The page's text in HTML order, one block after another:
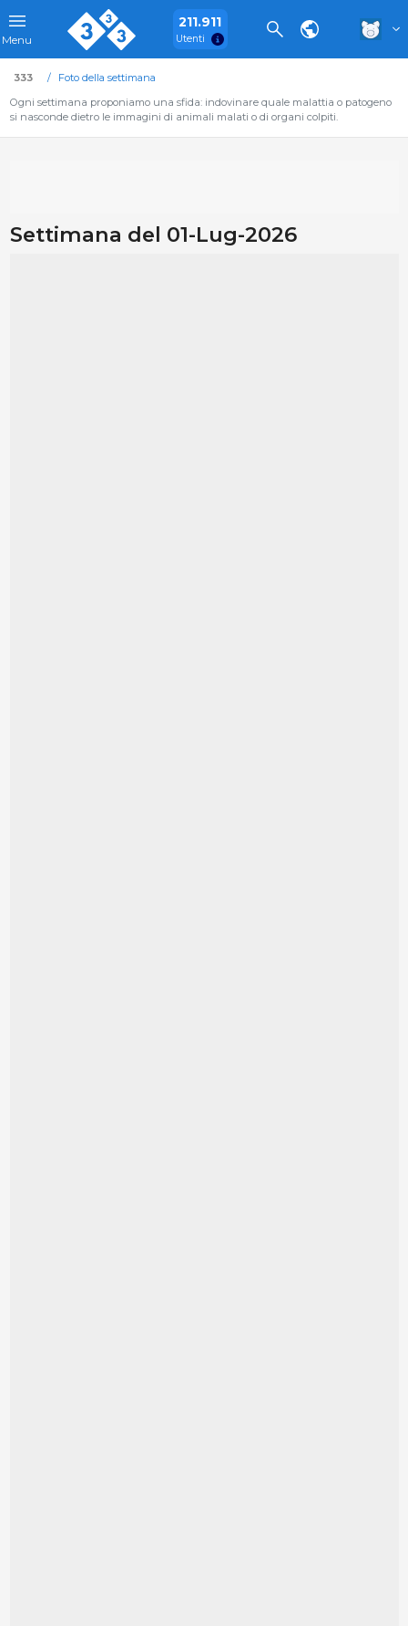
Menu
211.911
Utenti
333
Foto della settimana
Ogni settimana proponiamo una sfida: indovinare quale malattia o patogeno
si nasconde dietro le immagini di animali malati o di organi colpiti.
Settimana del 01-Lug-2026